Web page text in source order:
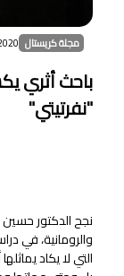
مجلة كريستال 2020
باحث أثري
"نفرتيتي"
نجح الدكتور حسين
والرومانية، في
التي لا يكاد